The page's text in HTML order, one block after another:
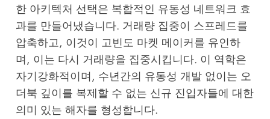
한 아키텍처 선택은 복합적인 유동성 네트워크 효
과를 만들어냈습니다. 거래량 집중이 스프레드를
압축하고, 이것이 고빈도 마켓 메이커를 유인하
며, 이는 다시 거래량을 집중시킵니다. 이 역학은
자기강화적이며, 수년간의 유동성 개발 없이는 오
더북 깊이를 복제할 수 없는 신규 진입자들에 대한
의미 있는 해자를 형성합니다.